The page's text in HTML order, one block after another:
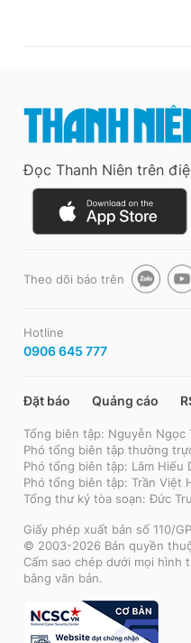
Đọc Thanh Niên trên
Theo dõi báo trên
Hotline
0906 645 777
Đặt báo Quảng cáo
Tổng biên tập: Nguyễn Ngọc
Phó tổng biên tập thường
Phó tổng biên tập: Lâm Hiếu
Phó tổng biên tập: Trần Việt
Tổng thư ký tòa soạn: Đức
Giấy phép xuất bản số 110/
© 2003-2026 Bản quyền
Cấm sao chép dưới mọi hình
bằng văn bản.